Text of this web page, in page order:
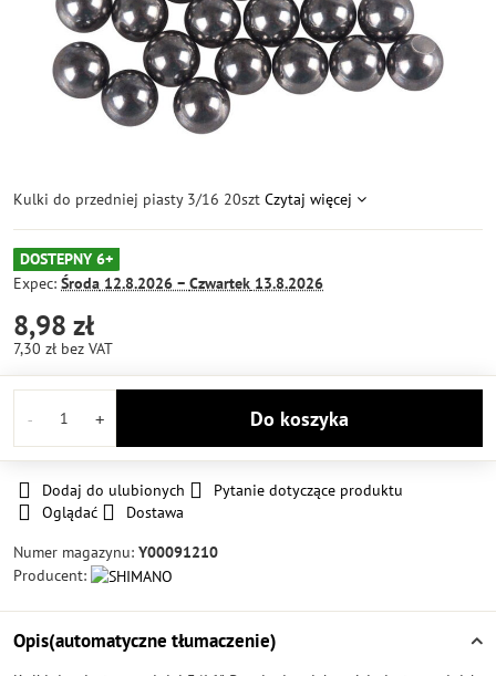
Kulki do przedniej piasty 3/16 20szt Czytaj więcej
DOSTEPNY 6+
Expec: Środa 12.8.2026 − Czwartek 13.8.2026
8,98 zł
7,30 zł bez VAT
Do koszyka
Dodaj do ulubionych
Pytanie dotyczące produktu
Oglądać
Dostawa
Numer magazynu: Y00091210
Producent:
Opis(automatyczne tłumaczenie)